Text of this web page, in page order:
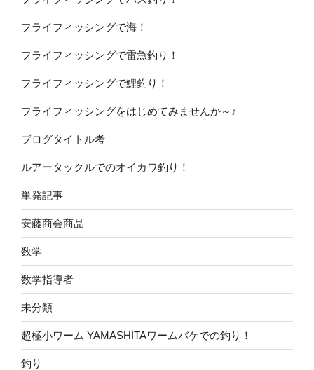
フライフィッシングで海！
フライフィッシングで雷魚釣り！
フライフィッシングで鯉釣り！
フライフィッシングをはじめてみませんか～♪
ブログタイトル考
ルアータックルでのオイカワ釣り！
単発記事
安藤商会商品
数学
数学指導者
未分類
超極小ワーム YAMASHITAワームバケでの釣り！
釣り